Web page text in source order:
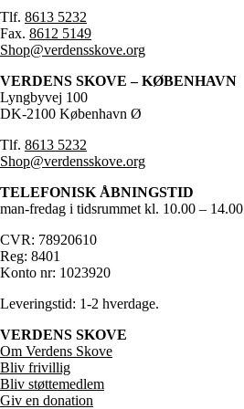
Tlf. 8613 5232
Fax. 8612 5149
Shop@verdensskove.org
VERDENS SKOVE – KØBENHAVN
Lyngbyvej 100
DK-2100 København Ø
Tlf. 8613 5232
Shop@verdensskove.org
TELEFONISK ÅBNINGSTID
man-fredag i tidsrummet kl. 10.00 – 14.00
CVR: 78920610
Reg: 8401
Konto nr: 1023920
Leveringstid: 1-2 hverdage.
VERDENS SKOVE
Om Verdens Skove
Bliv frivillig
Bliv støttemedlem
Giv en donation